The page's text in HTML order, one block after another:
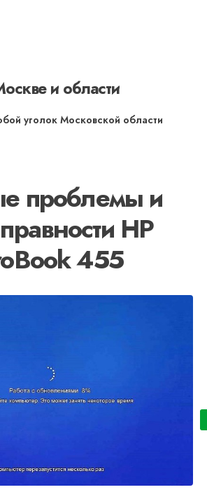
и области
уголок Московской области
проблемы и
HP
455